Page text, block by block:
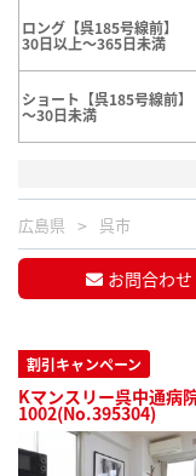
ロング【呉185号線前】
30日以上～365日未満
ショート【呉185号線前】
～30日未満
広島県 呉市
お問合わせ
割引キャンペーン
Kマンスリー呉中通病
1002(No.395304)